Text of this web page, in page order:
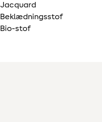
Jacquard
Beklædningsstof
Bio-stof